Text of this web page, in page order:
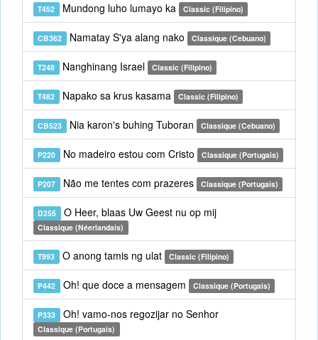
T452 Mundong luho lumayo ka Classic (Filipino)
CB362 Namatay S'ya alang nako Classique (Cebuano)
T248 Nanghinang Israel Classic (Filipino)
T482 Napako sa krus kasama Classic (Filipino)
CB523 Nia karon's buhing Tuboran Classique (Cebuano)
P220 No madeiro estou com Cristo Classique (Portugais)
P207 Não me tentes com prazeres Classique (Portugais)
D255 O Heer, blaas Uw Geest nu op mij
Classique (Néerlandais)
T993 O anong tamis ng ulat Classic (Filipino)
P442 Oh! que doce a mensagem Classique (Portugais)
P333 Oh! vamo-nos regozijar no Senhor
Classique (Portugais)